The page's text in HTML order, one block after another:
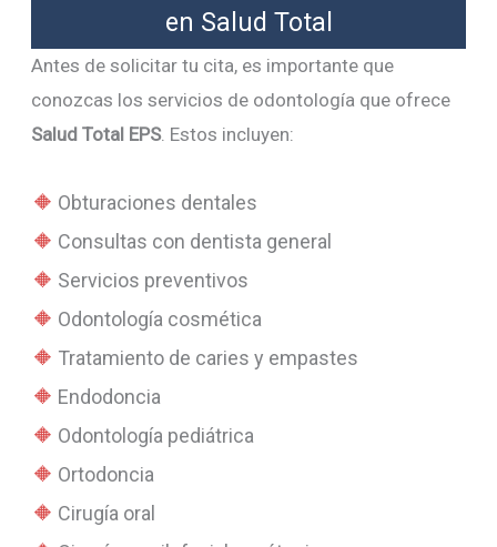
en Salud Total
Antes de solicitar tu cita, es importante que
conozcas los servicios de odontología que ofrece
Salud Total EPS. Estos incluyen:
Obturaciones dentales
Consultas con dentista general
Servicios preventivos
Odontología cosmética
Tratamiento de caries y empastes
Endodoncia
Odontología pediátrica
Ortodoncia
Cirugía oral